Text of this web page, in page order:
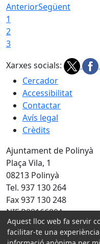
AnteriorSegüent
1
2
3
Xarxes socials:
Cercador
Accessibilitat
Contactar
Avís legal
Crèdits
Ajuntament de Polinyà
Plaça Vila, 1
08213 Polinyà
Tel. 937 130 264
Fax 937 130 248
NIF P0816600A
Amb la col·laboració de:
Aquest lloc web fa servir
facilitar-te una